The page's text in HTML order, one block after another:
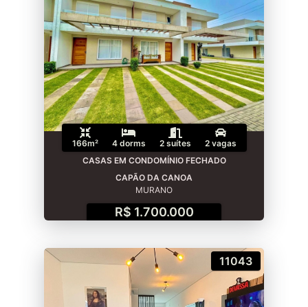
166m² 4 dorms 2 suítes
2 vagas
CASAS EM CONDOMÍNIO FECHADO
CAPÃO DA CANOA
MURANO
R$ 1.700.000
11043